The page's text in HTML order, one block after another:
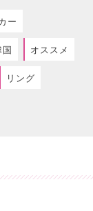
ー
国 オススメ
リング